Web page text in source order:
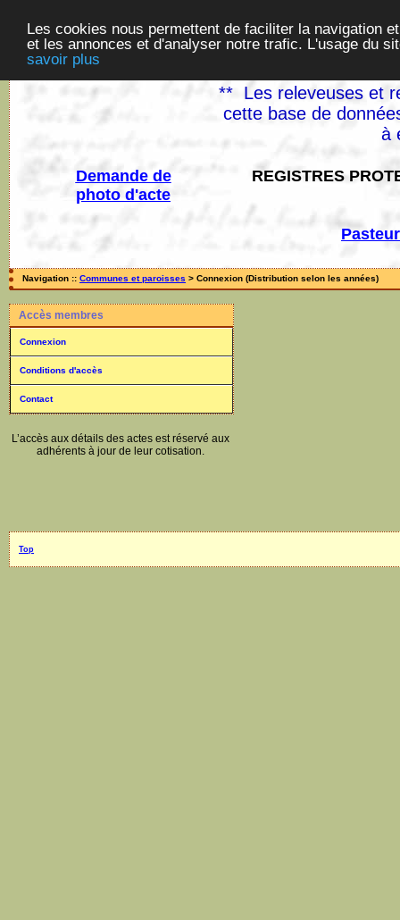
Les cookies nous permettent de faciliter la navigation
et les annonces et d'analyser notre trafic. L'usage du
savoir plus
** Les releveuses et
cette base de
à
Demande de
photo d'acte
REGISTRES
Navigation :: Communes et paroisses > Connexion (Distribution selon les années)
Accès membres
Connexion
Conditions d'accès
Contact
L’accès aux détails des actes est réservé aux
adhérents à jour de leur cotisation.
Top